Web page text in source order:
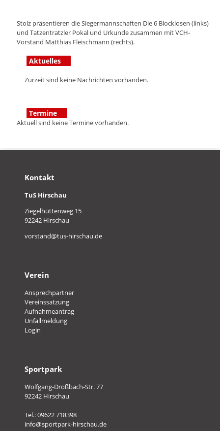
Stolz präsentieren die Siegermannschaften Die 6 Blocklosen (links)
und Tatzentratzler Pokal und Urkunde zusammen mit VCH-
Vorstand Matthias Fleischmann (rechts).
Aktuelles
Zurzeit sind keine Nachrichten vorhanden.
Termine
Aktuell sind keine Termine vorhanden.
Kontakt
TuS Hirschau
Ziegelhüttenweg 15
92242 Hirschau
vorstand@tus-hirschau.de
Verein
Ansprechpartner
Vereinssatzung
Aufnahmeantrag
Unfallmeldung
Login
Sportpark
Wolfgang-Droßbach-Str. 77
92242 Hirschau
Tel.: 09622 718398
info@sportpark-hirschau.de